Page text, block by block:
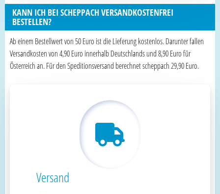
KANN ICH BEI SCHEPPACH VERSANDKOSTENFREI
BESTELLEN?
Ab einem Bestellwert von 50 Euro ist die Lieferung kostenlos. Darunter fallen
Versandkosten von 4,90 Euro innerhalb Deutschlands und 8,90 Euro für
Österreich an. Für den Speditionsversand berechnet scheppach 29,90 Euro.
Versand